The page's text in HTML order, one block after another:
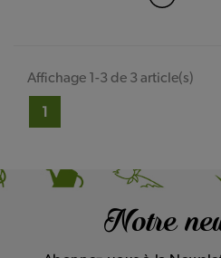
Affichage 1-3 de 3 article(s)
1
Notre